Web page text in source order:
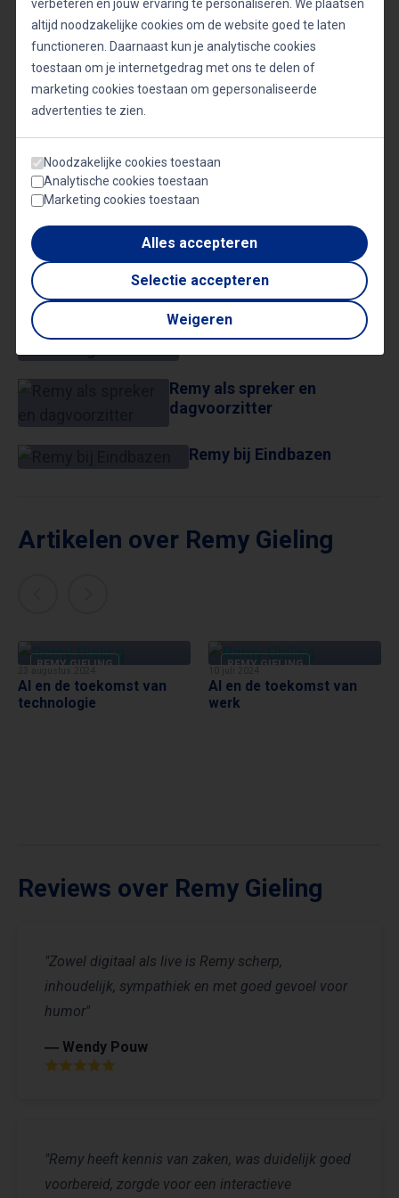
Keynote speaker
Metaverse Sprekers boeken Technologie
Trendwatchers Veel gevraagde sprekers
Video's
Wat is AI?
Remy te gast bij Dutch
Dragons
Remy als spreker en
dagvoorzitter
Remy bij Eindbazen
Artikelen over Remy Gieling
REMY GIELING
AI en de toekomst van
technologie
REMY GIELING
AI en de toekomst van
werk
Reviews over Remy Gieling
"Zowel digitaal als live is Remy scherp,
inhoudelijk, sympathiek en met goed gevoel voor
humor"
― Wendy Pouw
"Remy heeft kennis van zaken, was duidelijk goed
voorbereid, zorgde voor een interactieve
verbeteren en jouw ervaring te personaliseren. We plaatsen
altijd noodzakelijke cookies om de website goed te laten
functioneren. Daarnaast kun je analytische cookies
toestaan om je internetgedrag met ons te delen of
marketing cookies toestaan om gepersonaliseerde
advertenties te zien.
Noodzakelijke cookies toestaan
Analytische cookies toestaan
Marketing cookies toestaan
Alles accepteren
Selectie accepteren
Weigeren